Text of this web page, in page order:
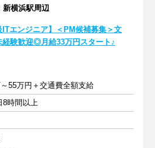
横浜駅周辺
ITエンジニア】＜PM候補募集＞文
経験歓迎◎月給33万円スタート♪
55万円＋交通費全額支給
8時間以上